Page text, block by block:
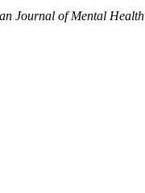
Journal of Mental Health